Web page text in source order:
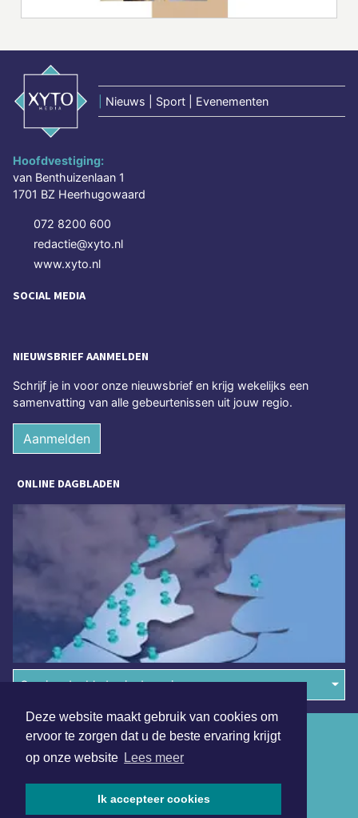
Deze website maakt gebruik van cookies om
ervoor te zorgen dat u de beste ervaring krijgt
op onze website Lees meer
Ik accepteer cookies
Nieuws | Sport | Evenementen
Hoofdvestiging:
van Benthuizenlaan 1
1701 BZ Heerhugowaard
072 8200 600
redactie@xyto.nl
www.xyto.nl
SOCIAL MEDIA
NIEUWSBRIEF AANMELDEN
Schrijf je in voor onze nieuwsbrief en krijg wekelijks een
samenvatting van alle gebeurtenissen uit jouw regio.
Aanmelden
ONLINE DAGBLADEN
Overige dagbladen in de regio
Algemene voorwaarden
Disclaimer